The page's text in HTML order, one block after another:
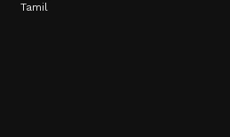
Tamil